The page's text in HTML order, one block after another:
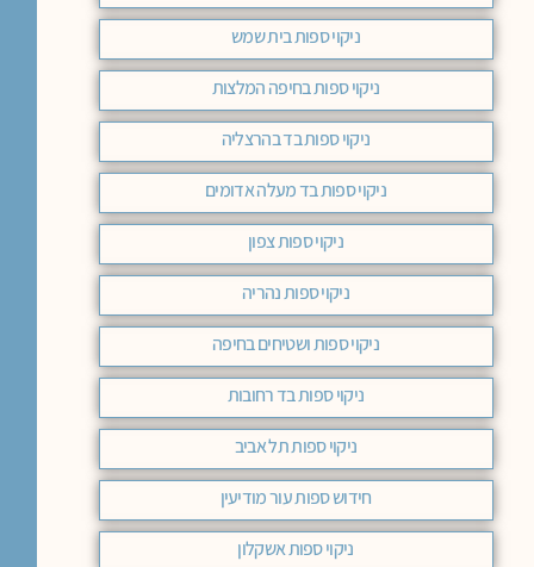
ניקוי ספות בית שמש
ניקוי ספות בחיפה המלצות
ניקוי ספות בד בהרצליה
ניקוי ספות בד מעלה אדומים
ניקוי ספות צפון
ניקוי ספות נהריה
ניקוי ספות ושטיחים בחיפה
ניקוי ספות בד רחובות
ניקוי ספות תל אביב
חידוש ספות עור מודיעין
ניקוי ספות אשקלון